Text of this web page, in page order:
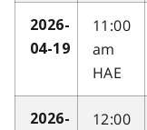
2026-
04-19
11:00
am
HAE
2026-
12:00